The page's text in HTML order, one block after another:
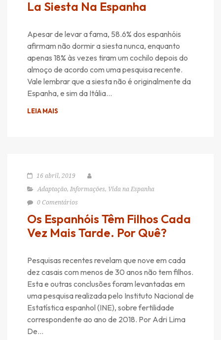
La Siesta Na Espanha
Apesar de levar a fama, 58.6% dos espanhóis
afirmam não dormir a siesta nunca, enquanto
apenas 18% às vezes tiram um cochilo depois do
almoço de acordo com uma pesquisa recente.
Vale lembrar que a siesta não é originalmente da
Espanha, e sim da Itália…
LEIA MAIS
16 abril, 2019
Adaptação, Informações, Vida na Espanha
0 Comentários
Os Espanhóis Têm Filhos Cada
Vez Mais Tarde. Por Quê?
Pesquisas recentes revelam que nove em cada
dez casais com menos de 30 anos não tem filhos.
Esta e outras conclusões foram levantadas em
uma pesquisa realizada pelo Instituto Nacional de
Estatística espanhol (INE), sobre fertilidade
correspondente ao ano de 2018. Por Adri Lima
De…